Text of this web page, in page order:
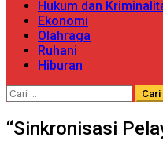
Hukum dan
Ekonomi
Olahraga
Ruhani
Hiburan
Cari
“Sinkronisasi